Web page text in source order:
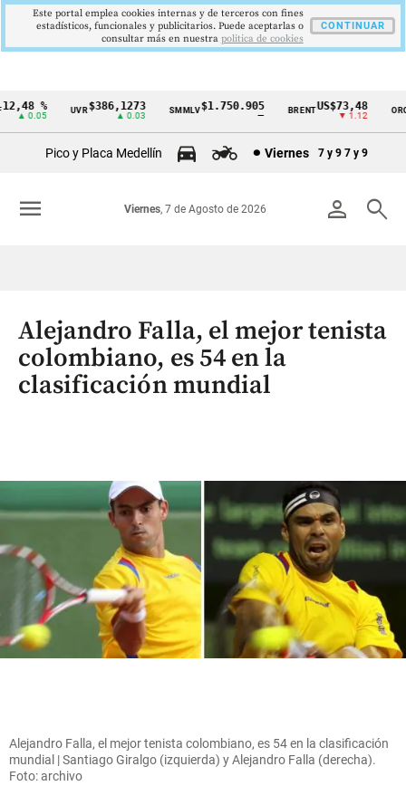
Cintillo
Colombia
%
▲ 0.05
UVR$386,1273
▲ 0.03
SMMLV$1.750.905 BRENTUS$73,48
▼ 1.12
ORO
Pico y Placa Medellín Viernes 7 y 9 7 y 9
person search
Viernes, 7 de Agosto de 2026
menu
Alejandro Falla, el mejor tenista
colombiano, es 54 en la
clasificación mundial
Alejandro Falla, el mejor tenista colombiano, es 54 en la clasificación
mundial | Santiago Giralgo (izquierda) y Alejandro Falla (derecha).
Foto: archivo
Este portal emplea cookies internas y de terceros con fines
estadísticos, funcionales y publicitarios. Puede aceptarlas o
consultar más en nuestra politica de cookies
CONTINUAR